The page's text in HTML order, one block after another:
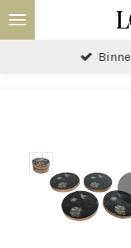
Ga
direct